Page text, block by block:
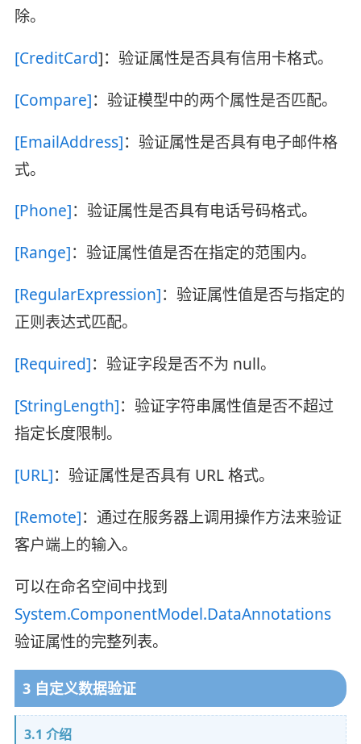
除。
[CreditCard]：验证属性是否具有信用卡格式。
[Compare]：验证模型中的两个属性是否匹配。
[EmailAddress]：验证属性是否具有电子邮件格
式。
[Phone]：验证属性是否具有电话号码格式。
[Range]：验证属性值是否在指定的范围内。
[RegularExpression]：验证属性值是否与指定的
正则表达式匹配。
[Required]：验证字段是否不为 null。
[StringLength]：验证字符串属性值是否不超过
指定长度限制。
[URL]：验证属性是否具有 URL 格式。
[Remote]：通过在服务器上调用操作方法来验证
客户端上的输入。
可以在命名空间中找到
System.ComponentModel.DataAnnotations
验证属性的完整列表。
3 自定义数据验证
3.1 介绍